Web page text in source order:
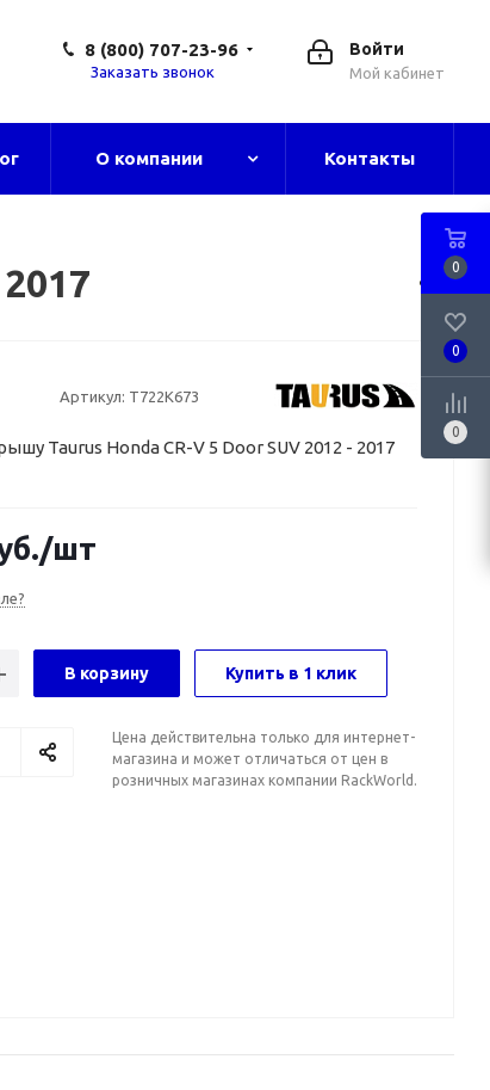
Войти
Мой кабинет
8 (800) 707-23-96
Заказать звонок
О компании Контакты
Артикул: T722K673
Taurus Honda CR-V 5 Door SUV 2012 - 2017
/шт
В корзину Купить в 1 клик
Цена действительна только для интернет-
магазина и может отличаться от цен в
розничных магазинах компании RackWorld.
0
0
0